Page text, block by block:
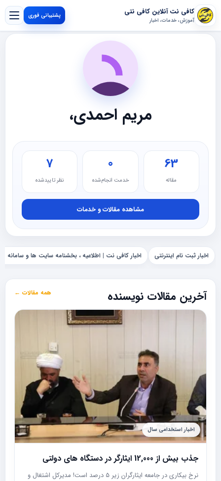
کافی نت آنلاین کافی نتی
آموزش، خدمات، اخبار
پشتیبانی فوری
مریم احمدی،
63
مقاله
0
خدمت انجام‌شده
7
نظر تاییدشده
مشاهده مقالات و خدمات
اخبار ثبت نام اینترنتی اخبار کافی نت | اطلاعیه ، بخشنامه سایت ها و سامانه ها
آخرین مقالات نویسنده همه مقالات ←
اخبار استخدامی سال
جذب بیش از 12,000 ایثارگر در دستگاه های دولتی
نرخ بیکاری در جامعه ایثارگران زیر 5 درصد است! مدیرکل اشتغال و